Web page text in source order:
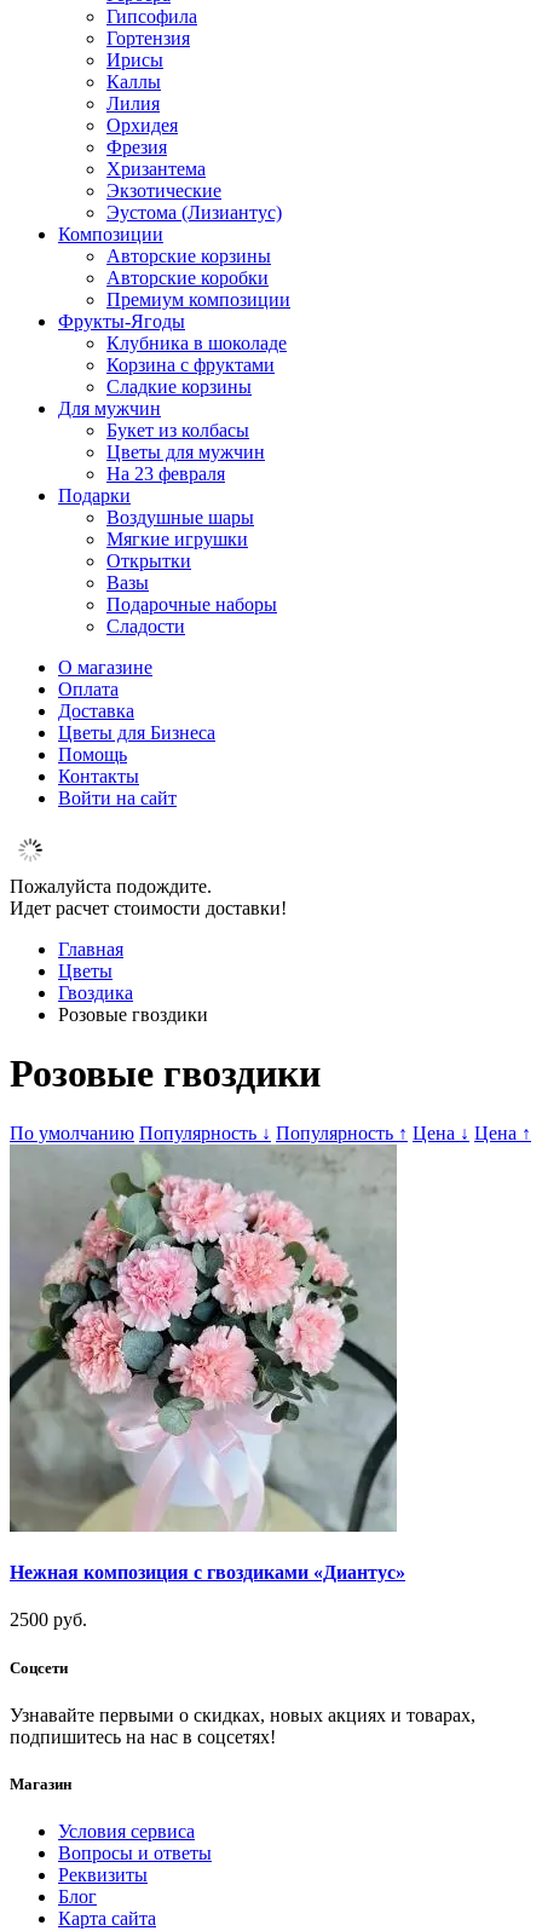
Гипсофила
Гортензия
Ирисы
Каллы
Лилия
Орхидея
Фрезия
Хризантема
Экзотические
Эустома (Лизиантус)
Композиции
Авторские корзины
Авторские коробки
Премиум композиции
Фрукты-Ягоды
Клубника в шоколаде
Корзина с фруктами
Сладкие корзины
Для мужчин
Букет из колбасы
Цветы для мужчин
На 23 февраля
Подарки
Воздушные шары
Мягкие игрушки
Открытки
Вазы
Подарочные наборы
Сладости
О магазине
Оплата
Доставка
Цветы для Бизнеса
Помощь
Контакты
Войти на сайт
Пожалуйста подождите.
Идет расчет стоимости доставки!
Главная
Цветы
Гвоздика
Розовые гвоздики
Розовые гвоздики
По умолчанию Популярность ↓ Популярность ↑ Цена ↓ Цена ↑
Нежная композиция с гвоздиками «Диантус»
2500 руб.
Соцсети
Узнавайте первыми о скидках, новых акциях и товарах,
подпишитесь на нас в соцсетях!
Магазин
Условия сервиса
Вопросы и ответы
Реквизиты
Блог
Карта сайта